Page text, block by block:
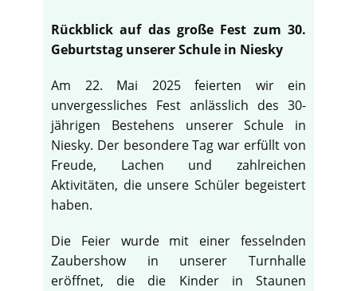
Rückblick auf das große Fest zum 30.
Geburtstag unserer Schule in Niesky
Am 22. Mai 2025 feierten wir ein
unvergessliches Fest anlässlich des 30-
jährigen Bestehens unserer Schule in
Niesky. Der besondere Tag war erfüllt von
Freude, Lachen und zahlreichen
Aktivitäten, die unsere Schüler begeistert
haben.
Die Feier wurde mit einer fesselnden
Zaubershow in unserer Turnhalle
eröffnet, die die Kinder in Staunen